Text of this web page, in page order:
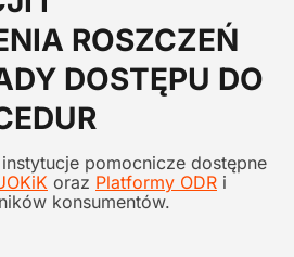
ROSZCZEŃ
DOSTĘPU DO
pomocnicze dostępne
oraz Platformy ODR i
konsumentów.